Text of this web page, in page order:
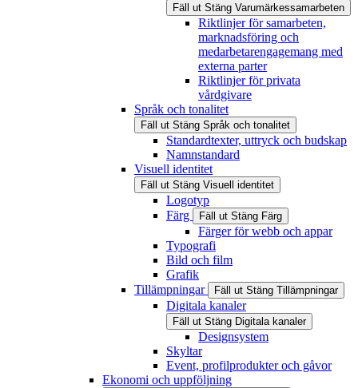
Fäll ut Stäng Varumärkessamarbeten
Riktlinjer för samarbeten,
marknadsföring och
medarbetarengagemang med
externa parter
Riktlinjer för privata
vårdgivare
Språk och tonalitet
Fäll ut Stäng Språk och tonalitet
Standardtexter, uttryck och budskap
Namnstandard
Visuell identitet
Fäll ut Stäng Visuell identitet
Logotyp
Färg
Fäll ut Stäng Färg
Färger för webb och appar
Typografi
Bild och film
Grafik
Tillämpningar
Fäll ut Stäng Tillämpningar
Digitala kanaler
Fäll ut Stäng Digitala kanaler
Designsystem
Skyltar
Event, profilprodukter och gåvor
Ekonomi och uppföljning